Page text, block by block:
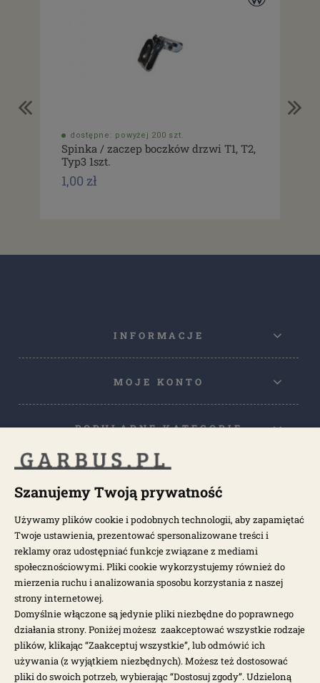
dostępne: powyżej 200 szt.
Spinka / zaczep boczków drzwi T1, T2,
Typ3 1szt.
1,00 zł
INFORMACJE
MOJE KONTO
POPULARNE KATEGORIE
NEWSLETTER
Otrzymuj najnowsze wiadomości i oferty bezpośrednio na swoją
pocztę.
ZAPISZ SIĘ >
Szanujemy Twoją prywatność
Używamy plików cookie i podobnych technologii, aby zapamiętać
Twoje ustawienia, prezentować spersonalizowane treści i
reklamy oraz udostępniać funkcje związane z mediami
społecznościowymi. Pliki cookie wykorzystujemy również do
mierzenia ruchu i analizowania sposobu korzystania z naszej
strony internetowej.
Domyślnie włączone są jedynie pliki niezbędne do poprawnego
działania strony. Poniżej możesz zaakceptować wszystkie rodzaje
plików, klikając “Zaakceptuj wszystkie”, lub odmówić ich
używania (z wyjątkiem niezbędnych). Możesz też dostosować
pliki do swoich potrzeb, wybierając “Dostosuj zgody”. Udzieloną